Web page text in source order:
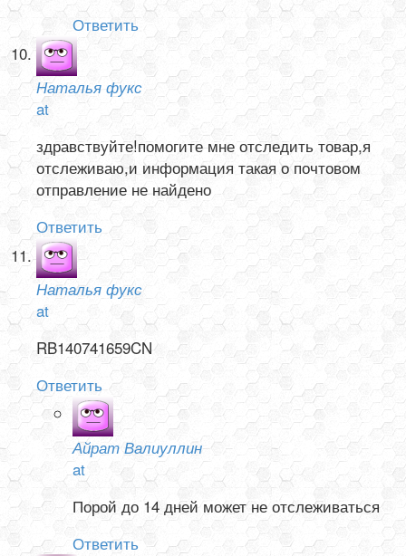
Ответить
Наталья фукс
at
здравствуйте!помогите мне отследить товар,я
отслеживаю,и информация такая о почтовом
отправление не найдено
Ответить
Наталья фукс
at
RB140741659CN
Ответить
Айрат Валиуллин
at
Порой до 14 дней может не отслеживаться
Ответить